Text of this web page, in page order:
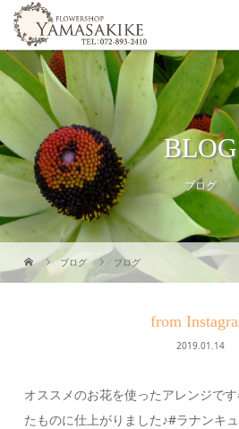
BLOG
ブログ
ブログ ブログ
from
2019.01.14
オススメのお花を使ったアレンジで
たものに仕上がりました♪#ラナンキ